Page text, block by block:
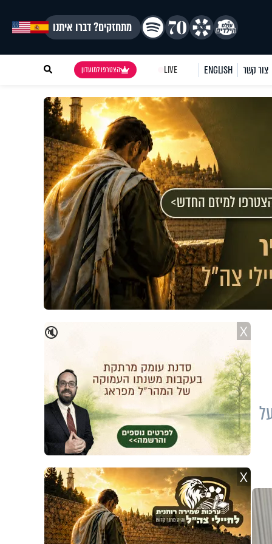
מתחזקים? דברו איתנו
צור קשר ENGLISH
LIVE הצטרפו למועדון
🔇 X
X